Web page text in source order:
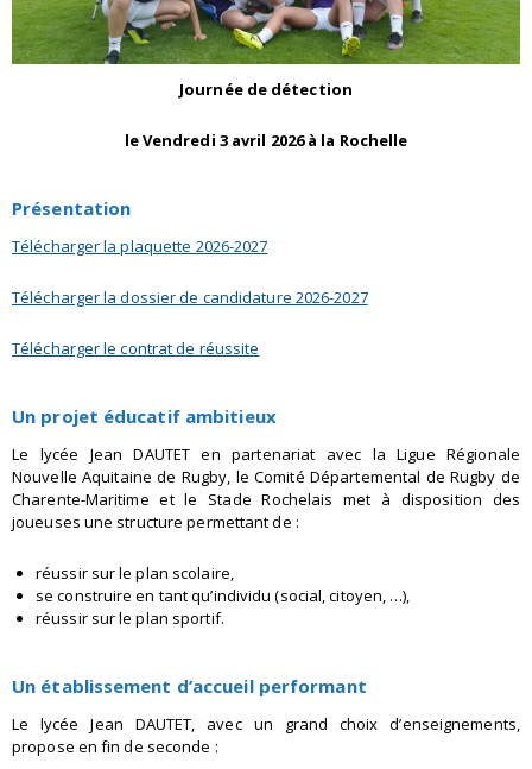
Journée de détection
le Vendredi 3 avril 2026 à la Rochelle
Présentation
Télécharger la plaquette 2026-2027
Télécharger la dossier de candidature 2026-2027
Télécharger le contrat de réussite
Un projet éducatif ambitieux
Le lycée Jean DAUTET en partenariat avec la Ligue Régionale
Nouvelle Aquitaine de Rugby, le Comité Départemental de Rugby de
Charente-Maritime et le Stade Rochelais met à disposition des
joueuses une structure permettant de :
réussir sur le plan scolaire,
se construire en tant qu’individu (social, citoyen, …),
réussir sur le plan sportif.
Un établissement d’accueil performant
Le lycée Jean DAUTET, avec un grand choix d’enseignements,
propose en fin de seconde :